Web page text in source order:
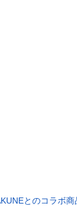
とのコラボ商